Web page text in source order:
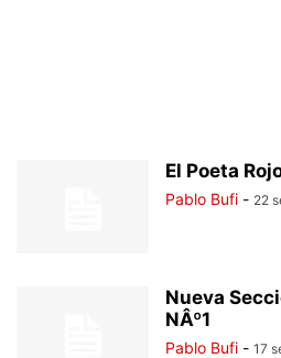
El Poeta
Pablo Bufi - 22
Nueva
NÂº1
Pablo Bufi - 17